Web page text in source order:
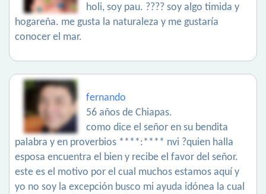
holi, soy pau. ???? soy algo timida y
hogareña. me gusta la naturaleza y me gustaría
conocer el mar.
fernando
56 años de Chiapas.
como dice el señor en su bendita
palabra y en proverbios ****:**** nvi ?quien halla
esposa encuentra el bien y recibe el favor del señor.
este es el motivo por el cual muchos estamos aquí y
yo no soy la excepción busco mi ayuda idónea la cual